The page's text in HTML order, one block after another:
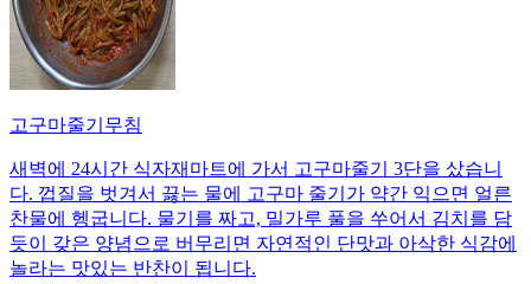
고구마줄기무침
새벽에 24시간 식자재마트에 가서 고구마줄기 3단을 샀습니
다. 껍질을 벗겨서 끓는 물에 고구마 줄기가 약간 익으면 얼른
찬물에 헹굽니다. 물기를 짜고, 밀가루 풀을 쑤어서 김치를 담
듯이 갖은 양념으로 버무리면 자연적인 단맛과 아삭한 식감에
놀라는 맛있는 반찬이 됩니다.